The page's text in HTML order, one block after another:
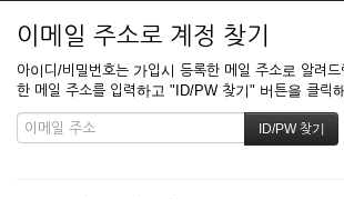
이메일 주소로 계정 찾기
아이디/비밀번호는 가입시 등록한 메일 주소로 알려
한 메일 주소를 입력하고 "ID/PW 찾기" 버튼을 클릭